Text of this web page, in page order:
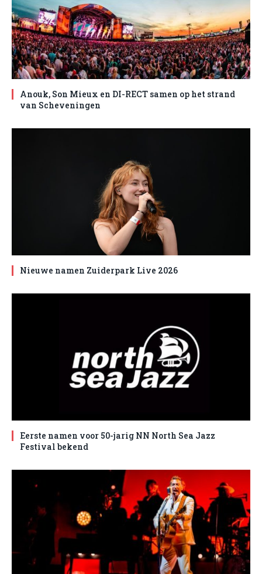
Anouk, Son Mieux en DI-RECT samen op het strand
van Scheveningen
Nieuwe namen Zuiderpark Live 2026
Eerste namen voor 50-jarig NN North Sea Jazz
Festival bekend